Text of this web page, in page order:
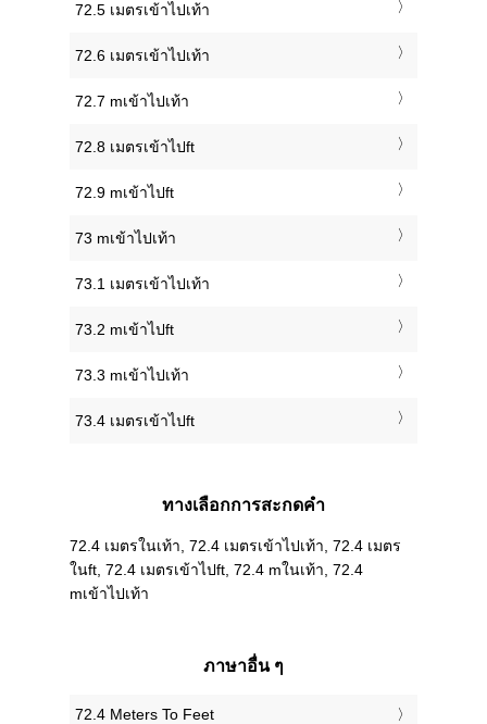
72.5 เมตรเข้าไปเท้า
72.6 เมตรเข้าไปเท้า
72.7 mเข้าไปเท้า
72.8 เมตรเข้าไปft
72.9 mเข้าไปft
73 mเข้าไปเท้า
73.1 เมตรเข้าไปเท้า
73.2 mเข้าไปft
73.3 mเข้าไปเท้า
73.4 เมตรเข้าไปft
ทางเลือกการสะกดคำ
72.4 เมตรในเท้า, 72.4 เมตรเข้าไปเท้า, 72.4 เมตร
ในft, 72.4 เมตรเข้าไปft, 72.4 mในเท้า, 72.4
mเข้าไปเท้า
ภาษาอื่น ๆ
‎72.4 Meters To Feet